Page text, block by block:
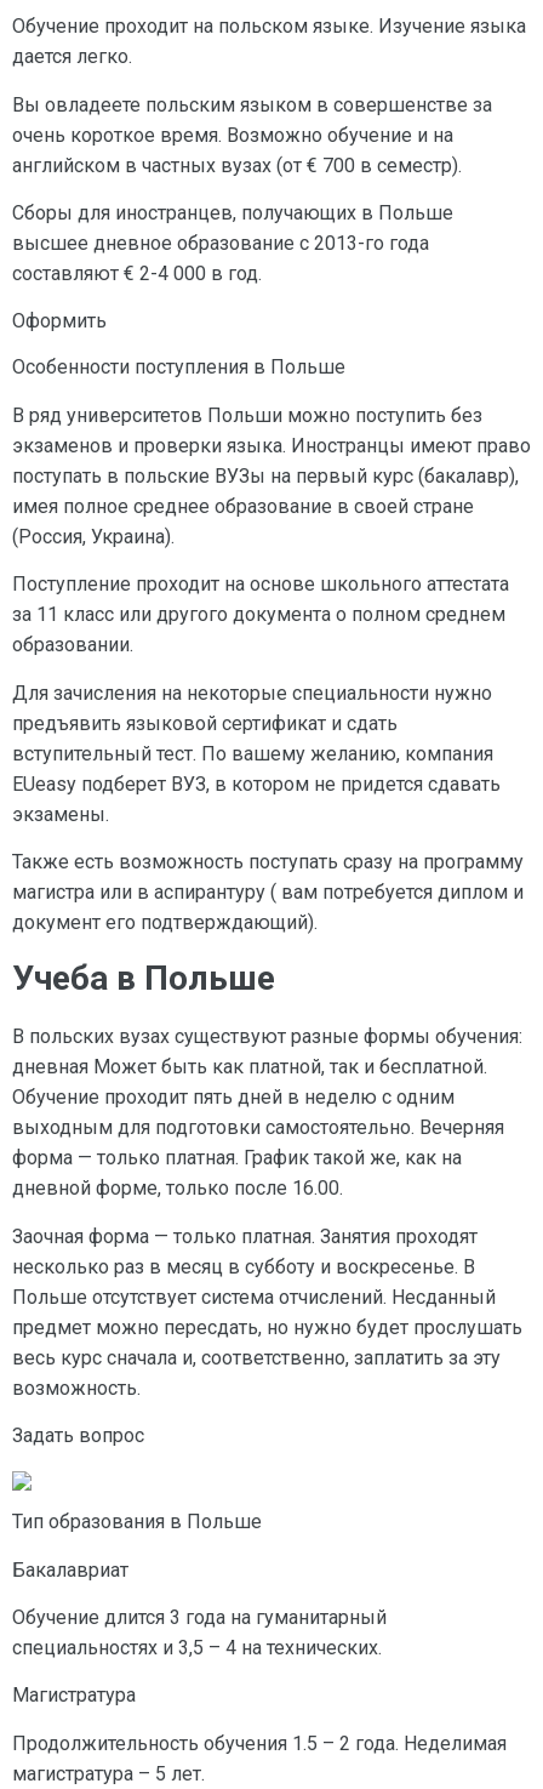
Обучение проходит на польском языке. Изучение языка
дается легко.
Вы овладеете польским языком в совершенстве за
очень короткое время. Возможно обучение и на
английском в частных вузах (от € 700 в семестр).
Сборы для иностранцев, получающих в Польше
высшее дневное образование с 2013-го года
составляют € 2-4 000 в год.
Оформить
Особенности поступления в Польше
В ряд университетов Польши можно поступить без
экзаменов и проверки языка. Иностранцы имеют право
поступать в польские ВУЗы на первый курс (бакалавр),
имея полное среднее образование в своей стране
(Россия, Украина).
Поступление проходит на основе школьного аттестата
за 11 класс или другого документа о полном среднем
образовании.
Для зачисления на некоторые специальности нужно
предъявить языковой сертификат и сдать
вступительный тест. По вашему желанию, компания
EUeasy подберет ВУЗ, в котором не придется сдавать
экзамены.
Также есть возможность поступать сразу на программу
магистра или в аспирантуру ( вам потребуется диплом и
документ его подтверждающий).
Учеба в Польше
В польских вузах существуют разные формы обучения:
дневная Может быть как платной, так и бесплатной.
Обучение проходит пять дней в неделю с одним
выходным для подготовки самостоятельно. Вечерняя
форма — только платная. График такой же, как на
дневной форме, только после 16.00.
Заочная форма — только платная. Занятия проходят
несколько раз в месяц в субботу и воскресенье. В
Польше отсутствует система отчислений. Несданный
предмет можно пересдать, но нужно будет прослушать
весь курс сначала и, соответственно, заплатить за эту
возможность.
Задать вопрос
Тип образования в Польше
Бакалавриат
Обучение длится 3 года на гуманитарный
специальностях и 3,5 – 4 на технических.
Магистратура
Продолжительность обучения 1.5 – 2 года. Неделимая
магистратура – 5 лет.